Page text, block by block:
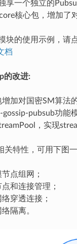
享一个独立的
核心包，增加了
块的使用示例，请
档
的改进:
加对国密SM算法
gossip-pubsub功能
，实现
关特性，可用下图
点组网；
和连接管理；
穿透连接；
隔离。